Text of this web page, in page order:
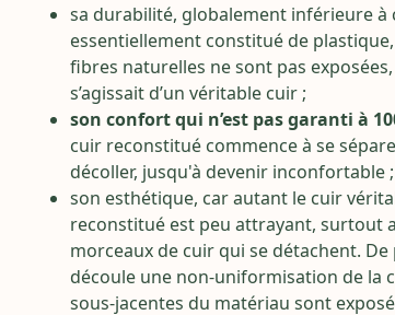
sa durabilité, globalement inférieure
essentiellement constitué de
fibres naturelles ne sont pas
s’agissait d’un véritable cuir ;
son confort qui n’est pas garanti à
cuir reconstitué commence à se
décoller, jusqu'à devenir inconfortable ;
son esthétique, car autant le cuir
reconstitué est peu attrayant, surtout
morceaux de cuir qui se détachent.
découle une non-uniformisation de la
sous-jacentes du matériau sont